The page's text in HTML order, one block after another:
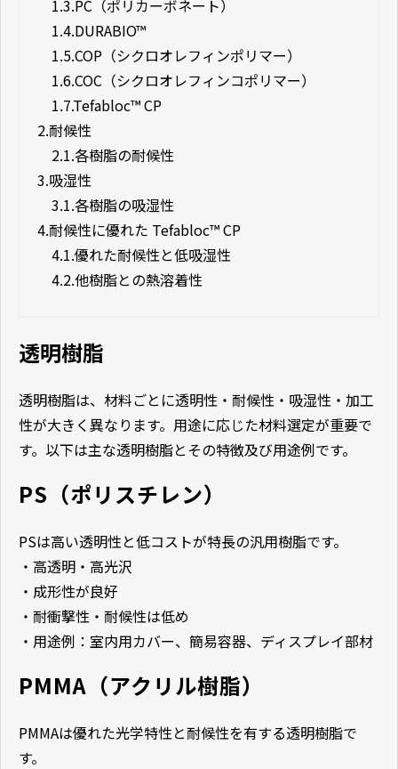
1.3.PC（ポリカーボネート）
1.4.DURABIO™
1.5.COP（シクロオレフィンポリマー）
1.6.COC（シクロオレフィンコポリマー）
1.7.Tefabloc™ CP
2.耐候性
2.1.各樹脂の耐候性
3.吸湿性
3.1.各樹脂の吸湿性
4.耐候性に優れた Tefabloc™ CP
4.1.優れた耐候性と低吸湿性
4.2.他樹脂との熱溶着性
透明樹脂
透明樹脂は、材料ごとに透明性・耐候性・吸湿性・加工
性が大きく異なります。用途に応じた材料選定が重要で
す。以下は主な透明樹脂とその特徴及び用途例です。
PS（ポリスチレン）
PSは高い透明性と低コストが特長の汎用樹脂です。
・高透明・高光沢
・成形性が良好
・耐衝撃性・耐候性は低め
・用途例：室内用カバー、簡易容器、ディスプレイ部材
PMMA（アクリル樹脂）
PMMAは優れた光学特性と耐候性を有する透明樹脂で
す。